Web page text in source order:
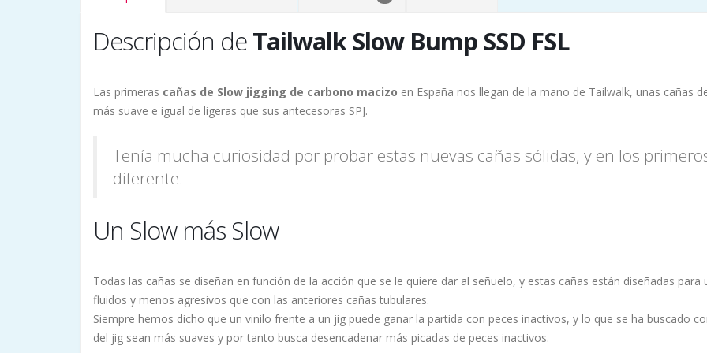
Descripción deTailwalk Slow Bump SSD FSL
Las primeras cañas de Slow jigging de carbono macizo en España nos llegan de la mano de Tailwalk, unas cañas
más suave e igual de ligeras que sus antecesoras SPJ.
Tenía mucha curiosidad por probar estas nuevas cañas sólidas, y en los
diferente.
Un Slow más Slow
Todas las cañas se diseñan en función de la acción que se le quiere dar al señuelo, y estas cañas están diseñadas
fluidos y menos agresivos que con las anteriores cañas tubulares.
Siempre hemos dicho que un vinilo frente a un jig puede ganar la partida con peces inactivos, y lo que se ha buscado
del jig sean más suaves y por tanto busca desencadenar más picadas de peces inactivos.